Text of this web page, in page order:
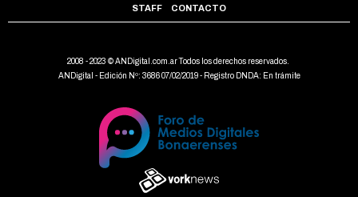
STAFF CONTACTO
2008 - 2023 © ANDigital.com.ar Todos los derechos reservados.
ANDigital - Edición Nº: 3686 07/02/2019 - Registro DNDA: En trámite